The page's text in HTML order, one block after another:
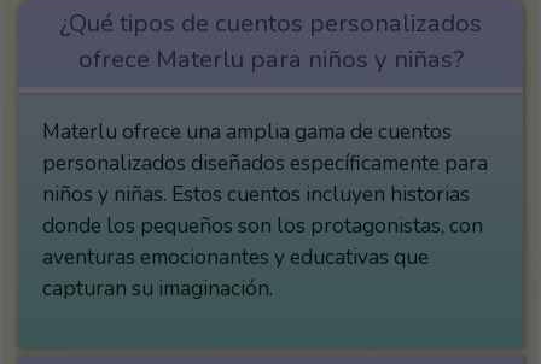
¿Qué tipos de cuentos personalizados
ofrece Materlu para niños y niñas?
Materlu ofrece una amplia gama de cuentos
personalizados diseñados específicamente para
niños y niñas. Estos cuentos incluyen historias
donde los pequeños son los protagonistas, con
aventuras emocionantes y educativas que
capturan su imaginación.